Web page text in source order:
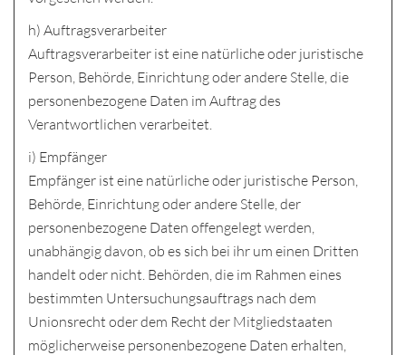
h) Auftragsverarbeiter
Auftragsverarbeiter ist eine natürliche oder juristische
Person, Behörde, Einrichtung oder andere Stelle, die
personenbezogene Daten im Auftrag des
Verantwortlichen verarbeitet.
i) Empfänger
Empfänger ist eine natürliche oder juristische Person,
Behörde, Einrichtung oder andere Stelle, der
personenbezogene Daten offengelegt werden,
unabhängig davon, ob es sich bei ihr um einen Dritten
handelt oder nicht. Behörden, die im Rahmen eines
bestimmten Untersuchungsauftrags nach dem
Unionsrecht oder dem Recht der Mitgliedstaaten
möglicherweise personenbezogene Daten erhalten,